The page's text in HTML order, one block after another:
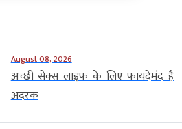
August 08, 2026
अच्छी सेक्स लाइफ के लिए फायदेमंद है
अदरक